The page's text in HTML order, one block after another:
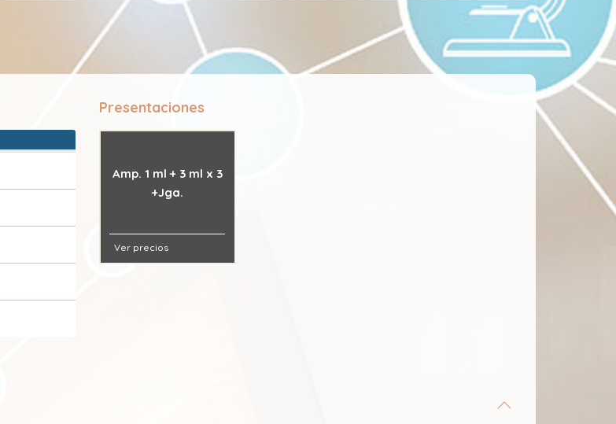
Presentaciones
Amp. 1 ml + 3 ml x 3
+Jga.
Ver precios